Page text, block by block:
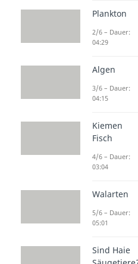
dieser
die Algen
bekommen.
Plankton
2/6 – Dauer:
04:29
Algen
3/6 – Dauer:
04:15
Kiemen
Fisch
4/6 – Dauer:
03:04
Walarten
5/6 – Dauer:
05:01
Sind Haie